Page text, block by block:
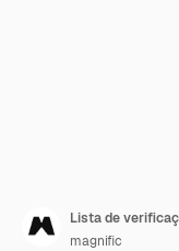
Lista de
magnific